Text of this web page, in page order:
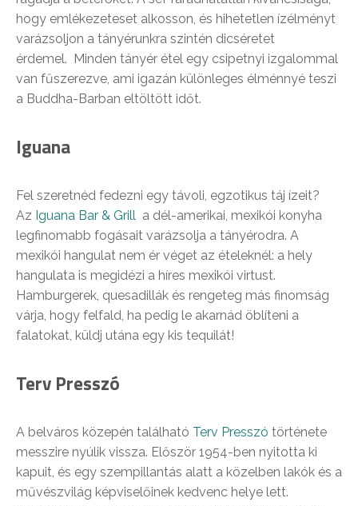
hogy emlékezeteset alkosson, és hihetetlen ízélményt
varázsoljon a tányérunkra szintén dicséretet
érdemel. Minden tányér étel egy csipetnyi izgalommal
van fűszerezve, ami igazán különleges élménnyé teszi
a Buddha-Barban eltöltött időt.
Iguana
Fel szeretnéd fedezni egy távoli, egzotikus táj ízeit?
Az Iguana Bar & Grill a dél-amerikai, mexikói konyha
legfinomabb fogásait varázsolja a tányérodra. A
mexikói hangulat nem ér véget az ételeknél: a hely
hangulata is megidézi a híres mexikói virtust.
Hamburgerek, quesadillák és rengeteg más finomság
várja, hogy felfald, ha pedig le akarnád öblíteni a
falatokat, küldj utána egy kis tequilát!
Terv Presszó
A belváros közepén található Terv Presszó története
messzire nyúlik vissza. Először 1954-ben nyitotta ki
kapuit, és egy szempillantás alatt a közelben lakók és a
művészvilág képviselőinek kedvenc helye lett.